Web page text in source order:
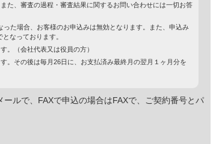
た、審査の過程・審査結果に関するお問い合わせには一切お答
った場合、お客様のお申込みは無効となります。また、申込み
なっております。
。（会社代表又は役員の方）
。その後は毎月26日に、お支払済み最終月の翌月１ヶ月分を
ルで、FAXで申込の場合はFAXで、ご契約番号とパ